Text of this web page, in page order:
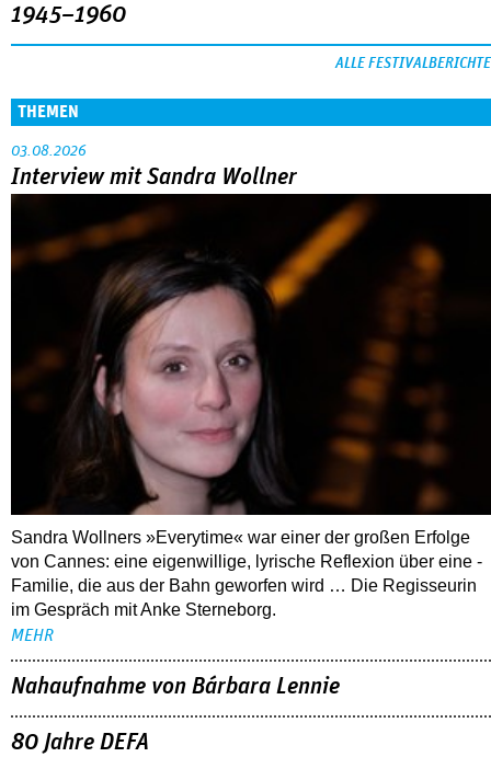
1945–1960
ALLE FESTIVALBERICHTE
THEMEN
03.08.2026
Interview mit Sandra Wollner
Sandra Wollners »Everytime« war einer der großen Erfolge
von Cannes: eine eigenwillige, lyrische Reflexion über eine ­
Familie, die aus der Bahn geworfen wird … Die Regisseurin
im Gespräch mit Anke Sterneborg.
MEHR
Nahaufnahme von Bárbara Lennie
80 Jahre DEFA